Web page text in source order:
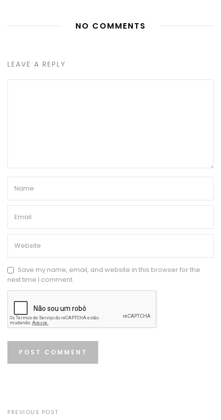
NO COMMENTS
LEAVE A REPLY
Save my name, email, and website in this browser for the
next time I comment.
PREVIOUS POST